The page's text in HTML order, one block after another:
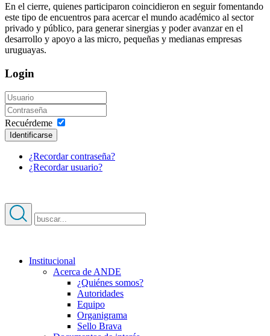
En el cierre, quienes participaron coincidieron en seguir fomentando
este tipo de encuentros para acercar el mundo académico al sector
privado y público, para generar sinergias y poder avanzar en el
desarrollo y apoyo a las micro, pequeñas y medianas empresas
uruguayas.
Login
Recuérdeme
Identificarse
¿Recordar contraseña?
¿Recordar usuario?
Institucional
Acerca de ANDE
¿Quiénes somos?
Autoridades
Equipo
Organigrama
Sello Brava